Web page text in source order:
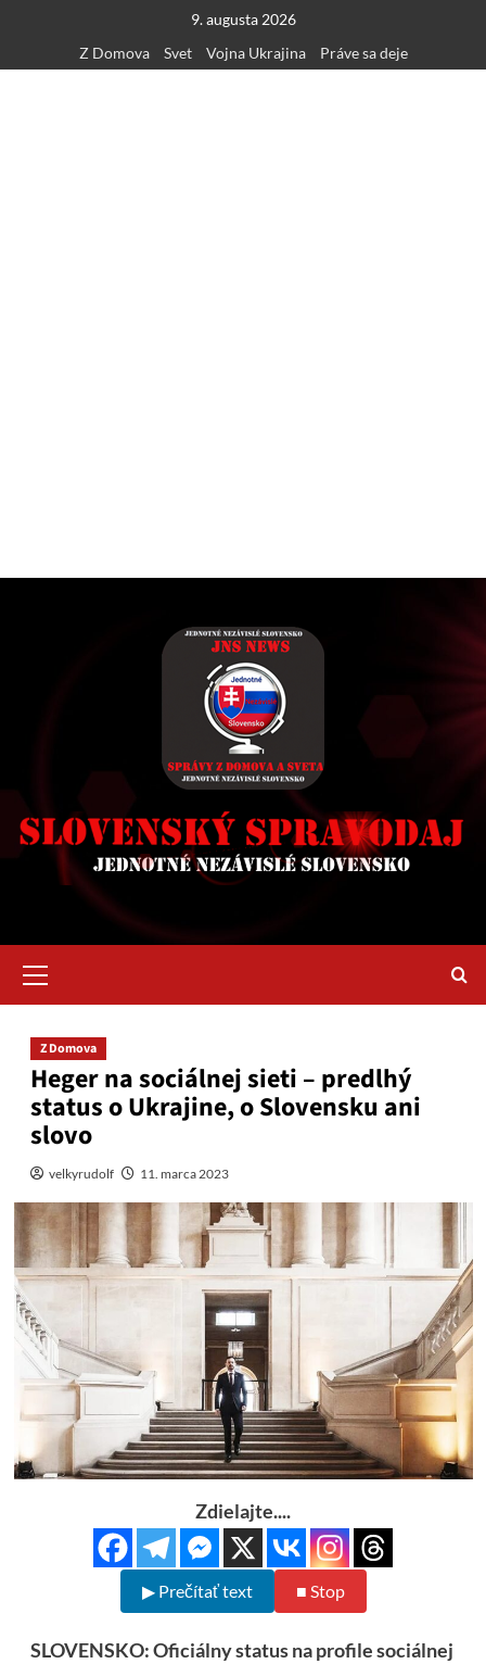
content
9. augusta 2026
Z Domova
Svet Vojna Ukrajina Práve sa deje
Menu
Z Domova
Heger na sociálnej sieti – predlhý
status o Ukrajine, o Slovensku ani
slovo
velkyrudolf 11. marca 2023
Zdielajte....
▶ Prečítať text ■ Stop
SLOVENSKO: Oficiálny status na profile sociálnej